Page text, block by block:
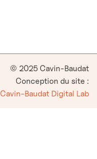
© 2025 Cavin-Baudat
Conception du site :
Cavin-Baudat Digital Lab